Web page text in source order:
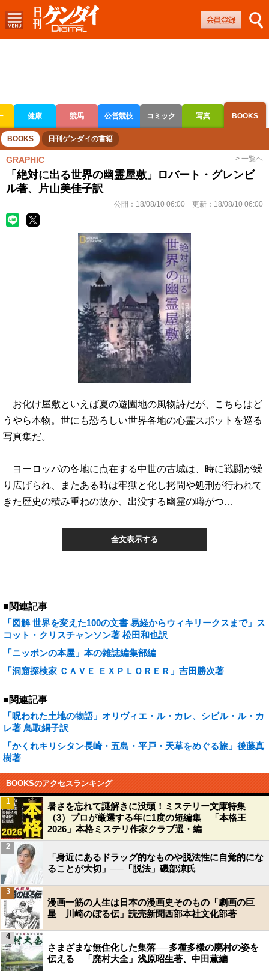
健康 競馬 公営競技 コミック 写真 BOOKS
ボートレース 競輪 オートレース
BOOKS 日刊ゲンダイの書籍
GRAPHIC > 一覧へ
「絶対に出る世界の幽霊屋敷」ロバート・グレンビ
ル著、片山美佳子訳
公開： 18/08/10 06:00 更新： 18/08/10 06:00
お化け屋敷といえば夏の遊園地の風物詩だが、こちらはど
うやら本物。世にも恐ろしい世界各地の心霊スポットを巡る
写真集だ。
ヨーロッパの各地に点在する中世の古城は、時に戦闘が繰
り広げられ、またある時は牢獄と化し拷問や処刑が行われて
きた歴史の積み重ねの故か、出没する幽霊の噂がつ…
全文表示する
■関連記事
「図解 世界を変えた100の文書 易経からウィキリークスまで」ス
コット・クリスチャンソン著 松田和也訳
「ニッポンの本屋」本の雑誌編集部編
「洞窟探検家 ＣＡＶＥ ＥＸＰＬＯＲＥＲ」吉田勝次著
■関連記事
「呪われた土地の物語」オリヴィエ・ル・カレ、シビル・ル・カ
レ著 鳥取絹子訳
「かくれキリシタン長崎・五島・平戸・天草をめぐる旅」後藤真
樹著
BOOKSのアクセスランキング
暑さを忘れて謎解きに没頭！ミステリー文庫特集
（3）プロが厳選する年に1度の短編集 「本格王
2026」本格ミステリ作家クラブ選・編
1
「身近にあるドラッグ的なものや脱法性に自覚的にな
ることが大切」──「脱法」磯部涼氏
2
漫画一筋の人生は日本の漫画史そのもの「劇画の巨
星 川崎のぼる伝」読売新聞西部本社文化部著
3
さまざまな無住化した集落──多種多様の廃村の姿を
伝える 「廃村大全」浅原昭生著、中田薫編
4